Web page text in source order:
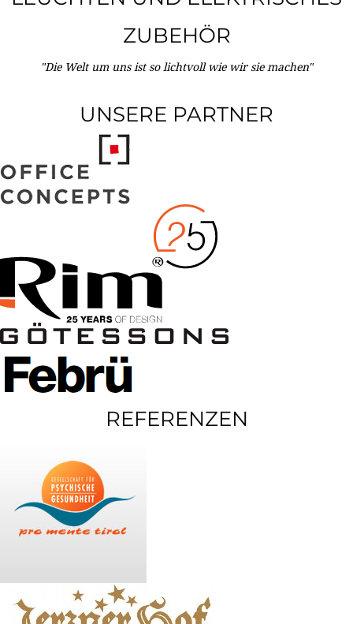
ZUBEHÖR
"Die Welt um uns ist so lichtvoll wie wir sie machen"
UNSERE PARTNER
REFERENZEN